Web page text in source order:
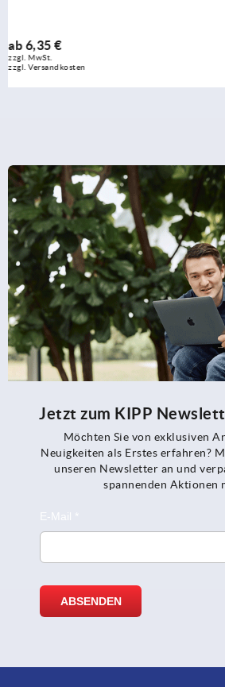
ab 2,79 €
zzgl. MwSt.
zzgl. Versandkosten
Jetzt zum KIPP
Möchten Sie von exklusiven
Neuigkeiten als Erstes erfahren?
unseren Newsletter an und
spannenden Aktionen